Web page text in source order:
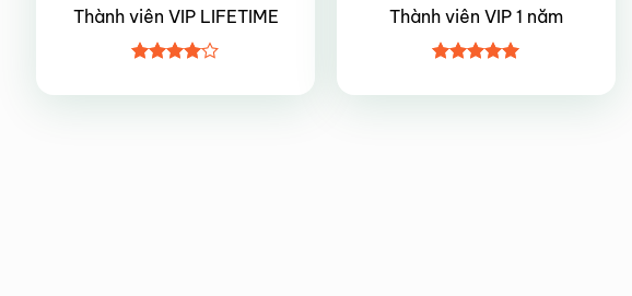
Thành viên VIP LIFETIME
xếp hạng
Thành viên VIP 1 năm
hạng55